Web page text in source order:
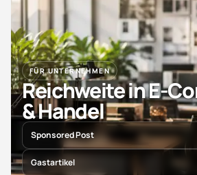
FÜR UNTERNEHMEN
Reichweite in E-
& Handel
Sponsored Post
Gastartikel